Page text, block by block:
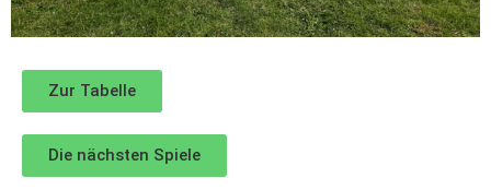
Zur Tabelle
Die nächsten Spiele